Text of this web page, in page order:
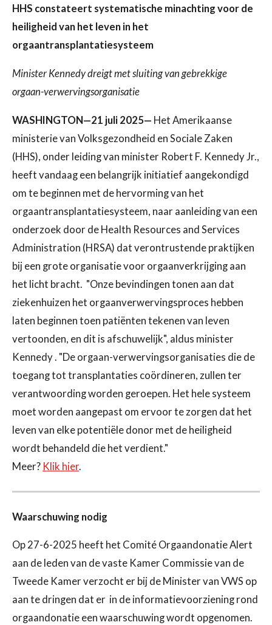
HHS constateert systematische minachting voor de
heiligheid van het leven in het
orgaantransplantatiesysteem
Minister Kennedy dreigt met sluiting van gebrekkige
orgaan-verwervingsorganisatie
WASHINGTON—21 juli 2025— Het Amerikaanse
ministerie van Volksgezondheid en Sociale Zaken
(HHS), onder leiding van minister Robert F. Kennedy Jr.,
heeft vandaag een belangrijk initiatief aangekondigd
om te beginnen met de hervorming van het
orgaantransplantatiesysteem, naar aanleiding van een
onderzoek door de Health Resources and Services
Administration (HRSA) dat verontrustende praktijken
bij een grote organisatie voor orgaanverkrijging aan
het licht bracht. "Onze bevindingen tonen aan dat
ziekenhuizen het orgaanverwervingsproces hebben
laten beginnen toen patiënten tekenen van leven
vertoonden, en dit is afschuwelijk", aldus minister
Kennedy . "De orgaan-verwervingsorganisaties die de
toegang tot transplantaties coördineren, zullen ter
verantwoording worden geroepen. Het hele systeem
moet worden aangepast om ervoor te zorgen dat het
leven van elke potentiële donor met de heiligheid
wordt behandeld die het verdient."
Meer? Klik hier.
Waarschuwing nodig
Op 27-6-2025 heeft het Comité Orgaandonatie Alert
aan de leden van de vaste Kamer Commissie van de
Tweede Kamer verzocht er bij de Minister van VWS op
aan te dringen dat er in de informatievoorziening rond
orgaandonatie een waarschuwing wordt opgenomen.